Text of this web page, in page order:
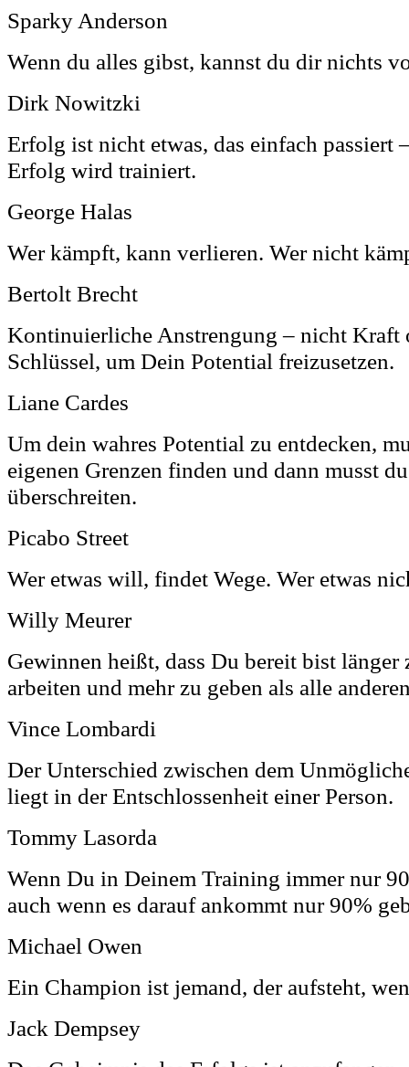
Sparky Anderson
Wenn du alles gibst, kannst du dir nichts
Dirk Nowitzki
Erfolg ist nicht etwas, das einfach passiert
Erfolg wird trainiert.
George Halas
Wer kämpft, kann verlieren. Wer nicht
Bertolt Brecht
Kontinuierliche Anstrengung – nicht Kraft
Schlüssel, um Dein Potential freizusetzen.
Liane Cardes
Um dein wahres Potential zu entdecken,
eigenen Grenzen finden und dann musst
überschreiten.
Picabo Street
Wer etwas will, findet Wege. Wer etwas
Willy Meurer
Gewinnen heißt, dass Du bereit bist länger
arbeiten und mehr zu geben als alle
Vince Lombardi
Der Unterschied zwischen dem
liegt in der Entschlossenheit einer Person.
Tommy Lasorda
Wenn Du in Deinem Training immer nur
auch wenn es darauf ankommt nur 90%
Michael Owen
Ein Champion ist jemand, der aufsteht,
Jack Dempsey